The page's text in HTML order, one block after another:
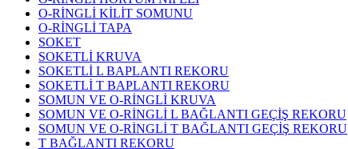
O-RİNGLİ KİLİT SOMUNU
O-RİNGLİ TAPA
SOKET
SOKETLİ KRUVA
SOKETLİ L BAPLANTI REKORU
SOKETLİ T BAPLANTI REKORU
SOMUN VE O-RİNGLİ KRUVA
SOMUN VE O-RİNGLİ L BAĞLANTI GEÇİŞ REKORU
SOMUN VE O-RİNGLİ T BAĞLANTI GEÇİŞ REKORU
T BAĞLANTI REKORU